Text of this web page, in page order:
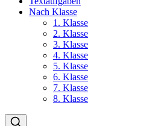
Nach Klasse
1. Klasse
2. Klasse
3. Klasse
4. Klasse
5. Klasse
6. Klasse
7. Klasse
8. Klasse